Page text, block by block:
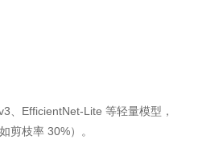
、EfficientNet-Lite 等轻量模型，
剪枝率 30%）。